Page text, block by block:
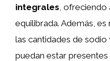
integrales, ofreciendo
equilibrada. Además,
las cantidades de sodio
puedan estar